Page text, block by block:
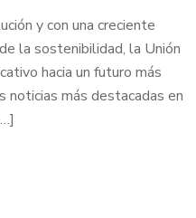
y con una creciente
la sostenibilidad, la Unión
hacia un futuro más
noticias más destacadas en